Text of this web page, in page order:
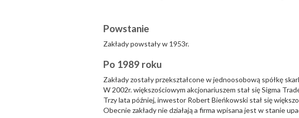
Powstanie
Zakłady powstały w 1953r.
Po 1989 roku
Zakłady zostały przekształcone w jednoosobową spółkę
W 2002r. większościowym akcjonariuszem stał się Sigma
Trzy lata później, inwestor Robert Bieńkowski stał się
Obecnie zakłady nie działają a firma wpisana jest w stanie